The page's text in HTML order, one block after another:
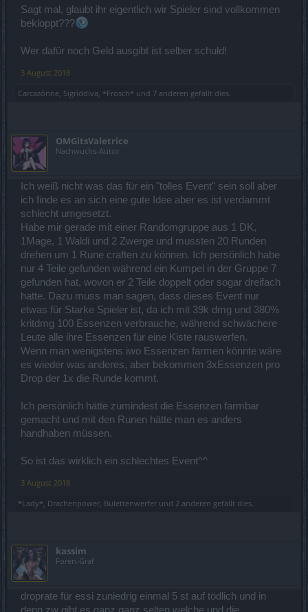
Sagt mal, glaubt ihr eigentlich wir Spieler sind vollkommen
bekloppt???
Wer dafür noch Geld ausgibt ist selber schuld!
3 August 2018
Carcazónne, Sigriddiva, *Frosch* und 7 anderen gefällt dies.
OMGitsValetrice
Nachwuchs-Autor
Ich weiß nicht was das für ein "tolles Event" sein soll aber
ich finde es an sich eine gute Idee aber es ist verdammt
schlecht umgesetzt.
Habe mir gerade mit einer Randomgruppe aus 1 DK,
1Mage, 1 Waldi und 2 Zwerge und mussten 20 Runden
drehen um 1 Rune craften zu können. Ich persönlich habe
nur 4 Teile gefunden während ein Kumpel in der Gruppe 7
gefunden hat, wovon er 2 Teile doppelt oder sogar dreifach
hatte. Dazu muss man sagen, dass dieses Event nur
etwas für Starke Spieler ist, da ich mit 39k dmg und 380%
kritdmg 100 Essenzen verbrauche, während schwächere
Leute alle ihre Essenzen für eine Kiste rauswerfen.
Wenn man wenigstens iwo Essenzen farmen könnte wäre
es wieder was anderes, aber bekommen 3xEssenzen pro
Drop der 1x die Runde kommt.
Ich persönlich hätte zumindest die Essenzen farmbar
gemacht und mit den Runen hätte man es anders
handhaben müssen.
So ist das wirklich ein schlechtes Event^^
3 August 2018
*Lady*, Drachenpower, Bulettenwerfer und 2 anderen gefällt dies.
kassim
Foren-Graf
droprate für essi zuniedrig einmal 5 st auf tödlich und in